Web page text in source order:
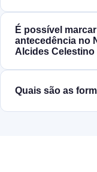
É possível
antecedência no
Alcides Celestino
Quais são as